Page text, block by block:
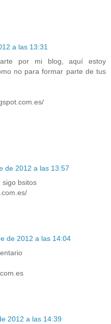
a las 13:31
por mi blog, aquí estoy
no para formar parte de tus
de 2012 a las 13:57
sigo bsitos
de 2012 a las 14:04
2012 a las 14:39